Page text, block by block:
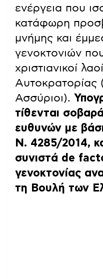
ενέργεια που
κατάφωρη
μνήμης και
γενοκτονιών
χριστιανικοί
Αυτοκρατορίας
Ασσύριοι).
τίθενται
ευθυνών με
Ν. 4285/2014,
συνιστά de
γενοκτονίας
τη Βουλή των